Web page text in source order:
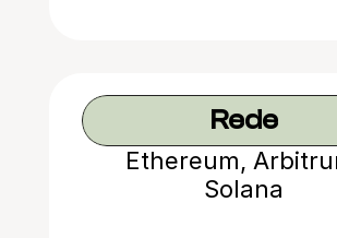
Rede
Ethereum,
Solana